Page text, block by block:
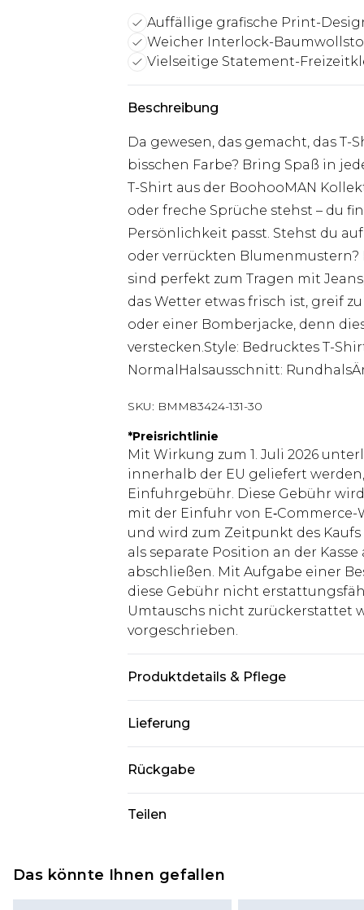
Auffällige grafische Print-
Weicher Interlock-
Vielseitige Statement-
Beschreibung
Da gewesen, das gemacht, das
bisschen Farbe? Bring Spaß in
T-Shirt aus der BoohooMAN
oder freche Sprüche stehst – du
Persönlichkeit passt. Stehst du
oder verrückten Blumenmustern?
sind perfekt zum Tragen mit
das Wetter etwas frisch ist, greif
oder einer Bomberjacke, denn
verstecken.Style: Bedrucktes T-
NormalHalsausschnitt:
SKU: BMM83424-131-30
*Preisrichtlinie
Mit Wirkung zum 1. Juli 2026
innerhalb der EU geliefert
Einfuhrgebühr. Diese Gebühr
mit der Einfuhr von
und wird zum Zeitpunkt des
als separate Position an der
abschließen. Mit Aufgabe einer
diese Gebühr nicht
Umtauschs nicht zurückerstattet
vorgeschrieben.
Produktdetails & Pflege
Lieferung
Deutschland Standardlieferung
Bis zu 8 Werktage
Deutschland Expresslieferung
Austria Standardlieferung
Bis zu 7 Werktage
Rückgabe
Kosmetikartikel, Piercing-
Teilen
Das könnte Ihnen gefallen